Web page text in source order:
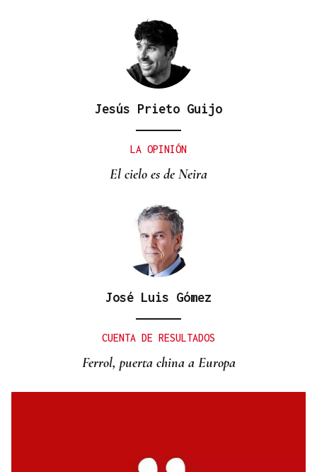
Jesús Prieto Guijo
LA OPINIÓN
El cielo es de Neira
José Luis Gómez
CUENTA DE RESULTADOS
Ferrol, puerta china a Europa